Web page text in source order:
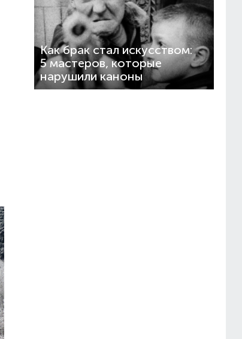
Как брак стал искусством:
5 мастеров, которые
нарушили каноны